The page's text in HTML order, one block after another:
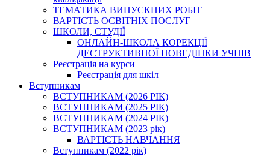
ТЕМАТИКА ВИПУСКНИХ РОБІТ
ВАРТІСТЬ ОСВІТНІХ ПОСЛУГ
ШКОЛИ, СТУДІЇ
ОНЛАЙН-ШКОЛА КОРЕКЦІЇ
ДЕСТРУКТИВНОЇ ПОВЕДІНКИ УЧНІВ
Реєстрація на курси
Реєстрація для шкіл
Вступникам
ВСТУПНИКАМ (2026 РІК)
ВСТУПНИКАМ (2025 РІК)
ВСТУПНИКАМ (2024 РІК)
ВСТУПНИКАМ (2023 рік)
ВАРТІСТЬ НАВЧАННЯ
Вступникам (2022 рік)